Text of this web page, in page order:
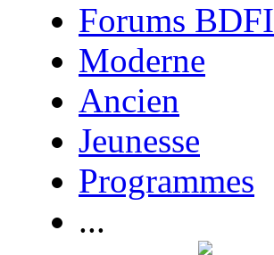
Forums BDFI
Moderne
Ancien
Jeunesse
Programmes
...